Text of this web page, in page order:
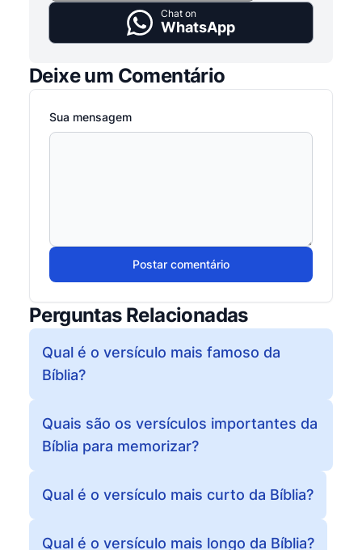
Chat on
WhatsApp
Deixe um Comentário
Sua mensagem
Postar comentário
Perguntas Relacionadas
Qual é o versículo mais famoso da
Bíblia?
Quais são os versículos importantes da
Bíblia para memorizar?
Qual é o versículo mais curto da Bíblia?
Qual é o versículo mais longo da Bíblia?